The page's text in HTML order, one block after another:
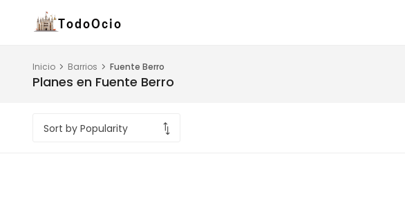
Inicio Barrios Fuente Berro
Planes en Fuente Berro